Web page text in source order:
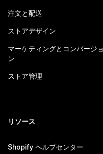
注文と配送
ストアデザイン
マーケティングとコンバージョ
ン
ストア管理
リソース
Shopify ヘルプセンター